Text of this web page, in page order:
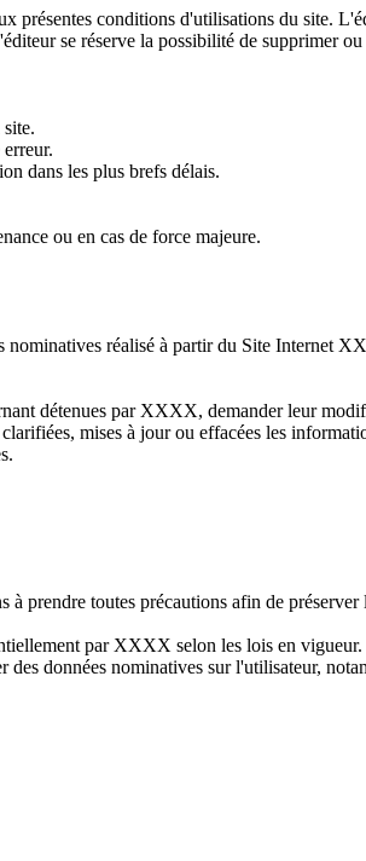
présentes conditions d'utilisations du site.
se réserve la possibilité de supprimer
dans les plus brefs délais.
ou en cas de force majeure.
nominatives réalisé à partir du Site Internet
détenues par XXXX, demander leur
mises à jour ou effacées les
prendre toutes précautions afin de
par XXXX selon les lois en vigueur.
données nominatives sur l'utilisateur,